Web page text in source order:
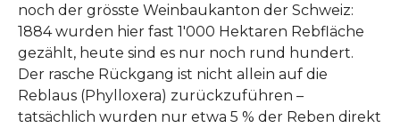
noch der grösste Weinbaukanton der Schweiz:
1884 wurden hier fast 1'000 Hektaren Rebfläche
gezählt, heute sind es nur noch rund hundert.
Der rasche Rückgang ist nicht allein auf die
Reblaus (Phylloxera) zurückzuführen –
tatsächlich wurden nur etwa 5 % der Reben direkt